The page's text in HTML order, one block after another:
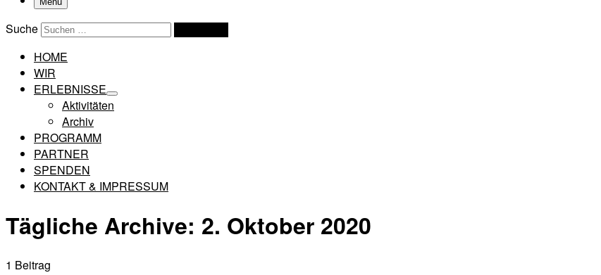
Suche
HOME
WIR
ERLEBNISSE
Aktivitäten
Archiv
PROGRAMM
PARTNER
SPENDEN
KONTAKT & IMPRESSUM
Tägliche Archive: 2. Oktober 2020
1 Beitrag